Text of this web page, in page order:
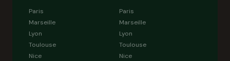
Paris
Marseille
Lyon
Toulouse
Nice
Paris
Marseille
Lyon
Toulouse
Nice